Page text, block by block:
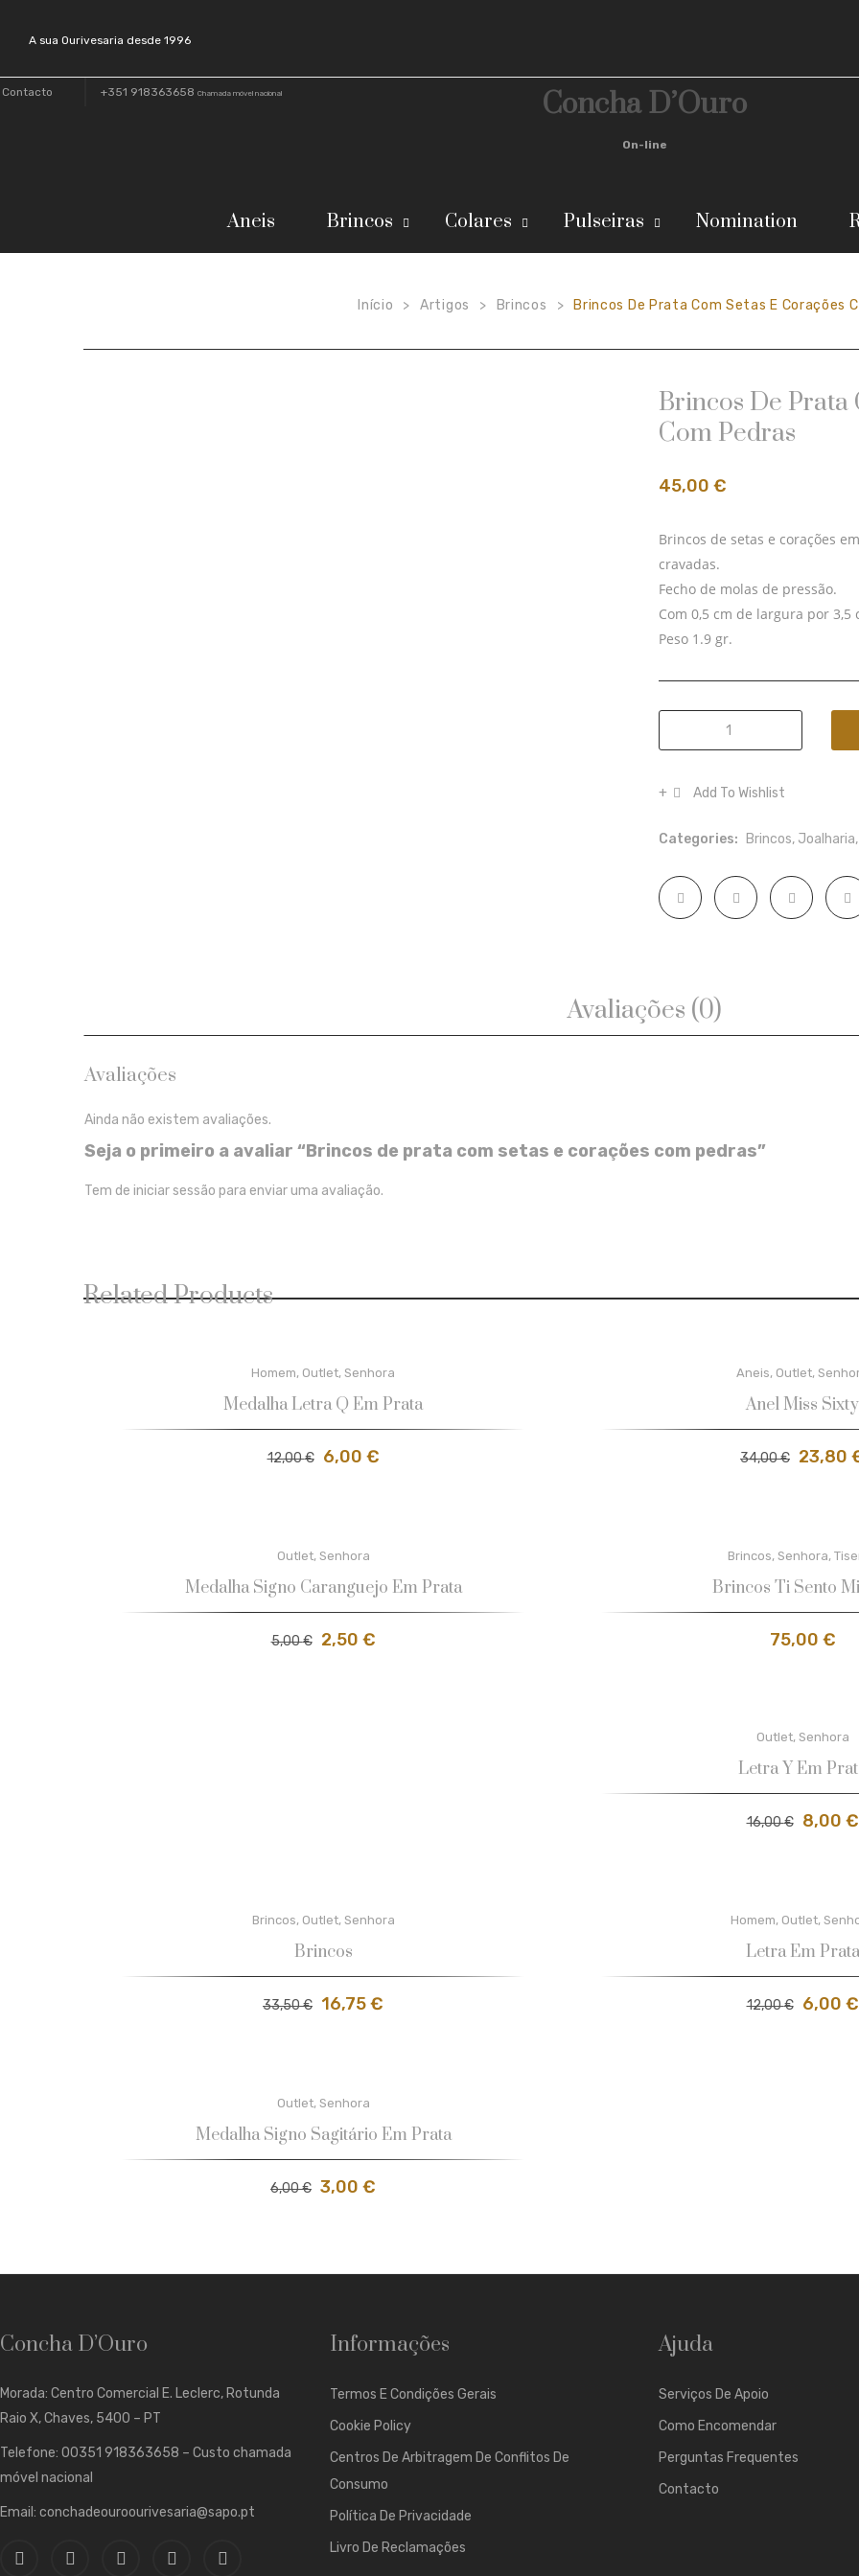
A sua Ourivesaria desde 1996
Contacto +351 918363658 Chamada móvel nacional Concha D’Ouro
On-line
Aneis Brincos Colares Pulseiras Nomination
Início > Artigos > Brincos > Brincos De Prata Com Setas E Corações
Brincos De Prata
Com Pedras
45,00 €
Brincos de setas e corações
cravadas.
Fecho de molas de pressão.
Com 0,5 cm de largura por
Peso 1.9 gr.
de
com
e
com
pedras
Add To Wishlist
Categories: Brincos, Joalharia,
Avaliações (0)
Avaliações
Ainda não existem avaliações.
Seja o primeiro a avaliar “Brincos de prata com setas e corações com pedras”
Tem de iniciar sessão para enviar uma avaliação.
Related Products
Homem, Outlet, Senhora
Medalha Letra Q Em Prata
12,00€ 6,00 €
Aneis, Outlet,
Anel Miss Sixty
34,00€ 23,80
Outlet, Senhora
Medalha Signo Caranguejo Em Prata
5,00€ 2,50 €
Brincos, Senhora,
Brincos Ti Sento
75,00 €
Outlet, Senhora
Letra Y Em
16,00€ 8,00 €
Brincos, Outlet, Senhora
Brincos
33,50€ 16,75€
Homem, Outlet,
Letra Em Prata
12,00€ 6,00 €
Outlet, Senhora
Medalha Signo Sagitário Em Prata
6,00€ 3,00 €
Concha D’Ouro
Morada: Centro Comercial E. Leclerc, Rotunda
Raio X, Chaves, 5400 – PT
Telefone: 00351 918363658 – Custo chamada
móvel nacional
Email: conchadeouroourivesaria@sapo.pt
Informações
Termos E Condições Gerais
Cookie Policy
Centros De Arbitragem De Conflitos De
Consumo
Política De Privacidade
Livro De Reclamações
Ajuda
Serviços De Apoio
Como Encomendar
Perguntas Frequentes
Contacto